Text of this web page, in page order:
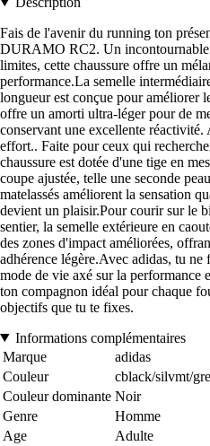
Fais de l'avenir du running ton
DURAMO RC2. Un incontournable
limites, cette chaussure offre un
performance.La semelle
longueur est conçue pour améliorer
offre un amorti ultra-léger pour de
conservant une excellente réactivité.
effort.. Faite pour ceux qui
chaussure est dotée d'une tige en
coupe ajustée, telle une seconde
matelassés améliorent la sensation
devient un plaisir.Pour courir sur le
sentier, la semelle extérieure en
des zones d'impact améliorées,
adhérence légère.Avec adidas, tu ne
mode de vie axé sur la performance
ton compagnon idéal pour chaque
objectifs que tu te fixes.
Informations complémentaires
Marque
adidas
Couleur
cblack/silvmt/
Couleur dominante Noir
Genre
Homme
Age
Adulte